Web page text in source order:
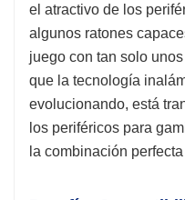
el atractivo de los
algunos ratones
juego con tan solo
que la tecnología
evolucionando, está
los periféricos para
la combinación